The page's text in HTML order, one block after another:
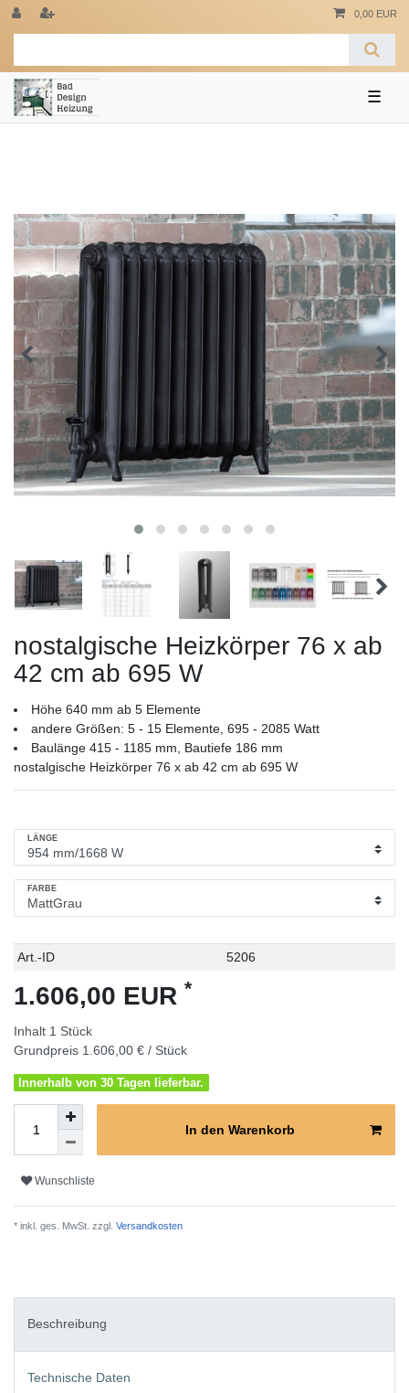
0,00 EUR
☰
nostalgische Heizkörper 76 x ab
42 cm ab 695 W
Höhe 640 mm ab 5 Elemente
andere Größen: 5 - 15 Elemente, 695 - 2085 Watt
Baulänge 415 - 1185 mm, Bautiefe 186 mm
nostalgische Heizkörper 76 x ab 42 cm ab 695 W
LÄNGE
FARBE
Technisches
Wert
Art.-ID 5206
1.606,00 EUR *
Inhalt 1 Stück
Grundpreis 1.606,00 € / Stück
Innerhalb von 30 Tagen lieferbar.
In den Warenkorb
Wunschliste
* inkl. ges. MwSt. zzgl. Versandkosten
Beschreibung
Technische Daten